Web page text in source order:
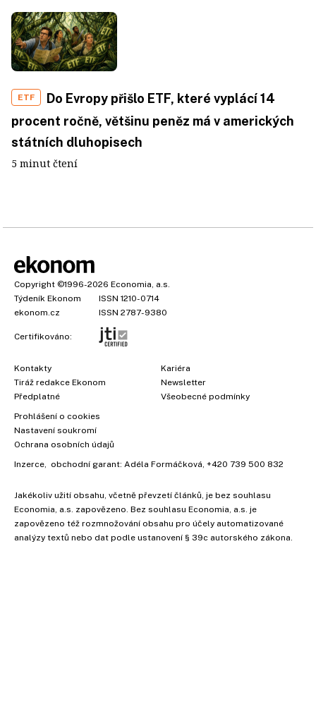
ETF
Do Evropy přišlo ETF, které vyplácí 14
procent ročně, většinu peněz má v amerických
státních dluhopisech
5 minut čtení
Copyright ©1996-2026 Economia, a.s.
Týdeník Ekonom
ISSN 1210-0714
ekonom.cz
ISSN 2787-9380
Certifikováno:
Kontakty
Tiráž redakce Ekonom
Předplatné
Kariéra
Newsletter
Všeobecné podmínky
Prohlášení o cookies
Nastavení soukromí
Ochrana osobních údajů
Inzerce, obchodní garant: Adéla Formáčková, +420 739 500 832
Jakékoliv užití obsahu, včetně převzetí článků, je bez souhlasu
Economia, a.s. zapovězeno. Bez souhlasu Economia, a.s. je
zapovězeno též rozmnožování obsahu pro účely automatizované
analýzy textů nebo dat podle ustanovení § 39c autorského zákona.